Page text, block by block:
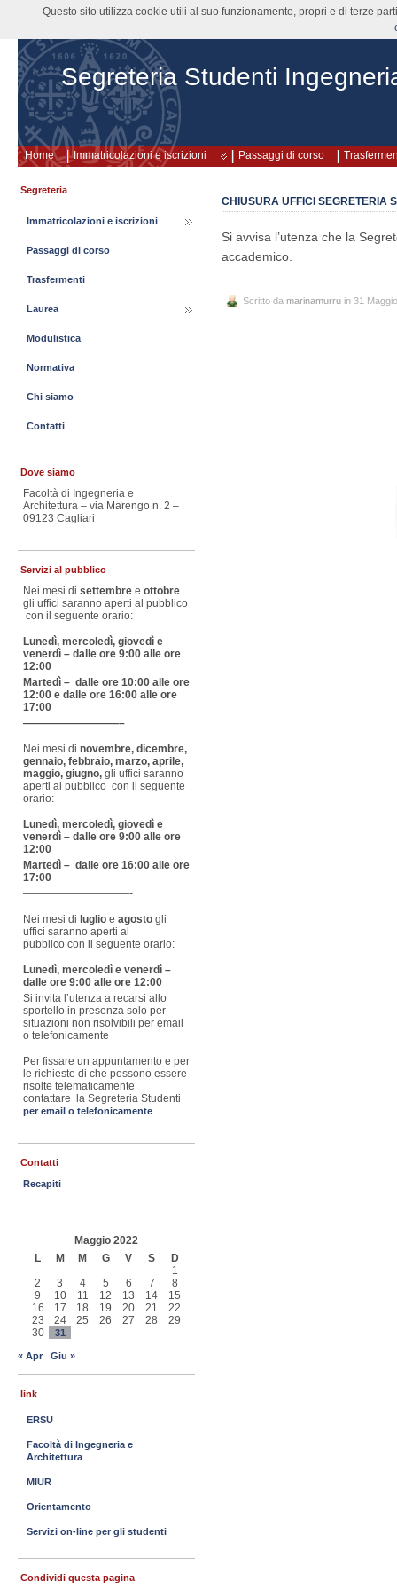
Segreteria Studenti
Home Immatricolazioni e iscrizioni Passaggi di corso
CHIUSURA UFFICI SEGRETERIA
Si avvisa l’utenza che la
accademico.
Scritto da marinamurru in 31
Segreteria
Immatricolazioni e iscrizioni
Passaggi di corso
Trasfermenti
Laurea
Modulistica
Normativa
Chi siamo
Contatti
Dove siamo
Facoltà di Ingegneria e
Architettura – via Marengo n. 2 –
09123 Cagliari
Servizi al pubblico
Nei mesi di settembre e ottobre
gli uffici saranno aperti al pubblico
con il seguente orario:
Lunedì, mercoledì, giovedì e
venerdì – dalle ore 9:00 alle ore
12:00
Martedì – dalle ore 10:00 alle ore
12:00 e dalle ore 16:00 alle ore
17:00
—————————–
Nei mesi di novembre, dicembre,
gennaio, febbraio, marzo, aprile,
maggio, giugno, gli uffici saranno
aperti al pubblico con il seguente
orario:
Lunedì, mercoledì, giovedì e
venerdì – dalle ore 9:00 alle ore
12:00
Martedì – dalle ore 16:00 alle ore
17:00
——————————-
Nei mesi di luglio e agosto gli
uffici saranno aperti al
pubblico con il seguente orario:
Lunedì, mercoledì e venerdì –
dalle ore 9:00 alle ore 12:00
Si invita l’utenza a recarsi allo
sportello in presenza solo per
situazioni non risolvibili per email
o telefonicamente
Per fissare un appuntamento e per
le richieste di che possono essere
risolte telematicamente
contattare la Segreteria Studenti
per email o telefonicamente
Contatti
Recapiti
Maggio 2022
L
M M G V S
D
1
2
3 4 5 6 7
8
9
10 11 12 13 14
15
16
17 18 19 20 21
22
23
24 25 26 27 28
29
30
31
« Apr Giu »
link
ERSU
Facoltà di Ingegneria e
Architettura
MIUR
Orientamento
Servizi on-line per gli studenti
Condividi questa pagina
Questo sito utilizza cookie utili al suo funzionamento, propri e di terze